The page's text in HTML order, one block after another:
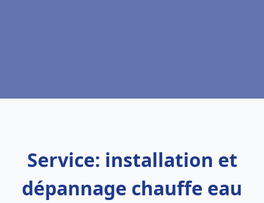
Service: installation et
dépannage chauffe eau